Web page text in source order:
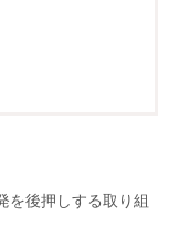
を後押しする取り組